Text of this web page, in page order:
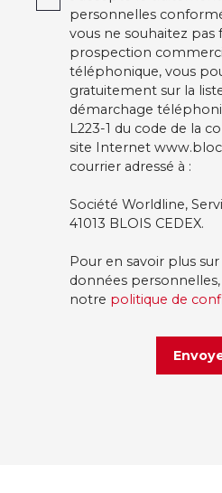
personnelles
vous ne souhaitez pas
prospection
téléphonique, vous
gratuitement sur la
démarchage
L223-1 du code de la
site Internet
courrier adressé à :
Société Worldline,
41013 BLOIS CEDEX.
Pour en savoir plus
données
notre politique de